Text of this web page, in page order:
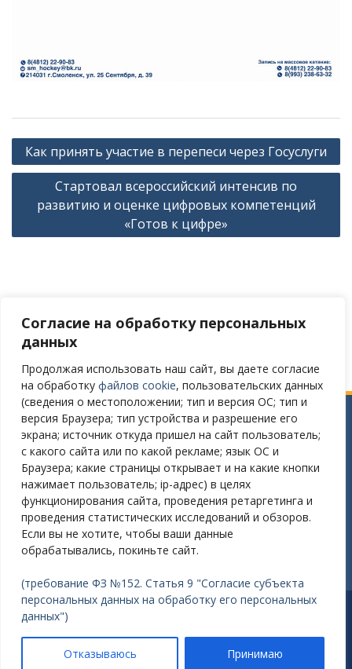
Согласие на обработку персональных
данных
Продолжая использовать наш сайт, вы даете согласие
на обработку файлов cookie, пользовательских данных
(сведения о местоположении; тип и версия ОС; тип и
версия Браузера; тип устройства и разрешение его
экрана; источник откуда пришел на сайт пользователь;
с какого сайта или по какой рекламе; язык ОС и
Браузера; какие страницы открывает и на какие кнопки
нажимает пользователь; ip-адрес) в целях
функционирования сайта, проведения ретаргетинга и
проведения статистических исследований и обзоров.
Если вы не хотите, чтобы ваши данные
обрабатывались, покиньте сайт.
(требование ФЗ №152. Статья 9 "Согласие субъекта
персональных данных на обработку его персональных
данных")
Отказываюсь Принимаю
Навигация
по
записям
Как принять участие в перепеси через Госуслуги
Стартовал всероссийский интенсив по
развитию и оценке цифровых компетенций
«Готов к цифре»
Версия сайта для слабовидящих
Сайт разработан в соответствии
с требованиями Постановления Правительства РФ № 582
от 11.12.2018
Требования к структуре официального сайта
образовательной организации в ИТС «Интернет»
и формату представления на нем информации»
утверждены Приказом Рособрнадзора от 14.08.2020 №831
Разработано: Зайцев Александр Викторович E-mail:
Работает на WordPress
Education Hub автор: